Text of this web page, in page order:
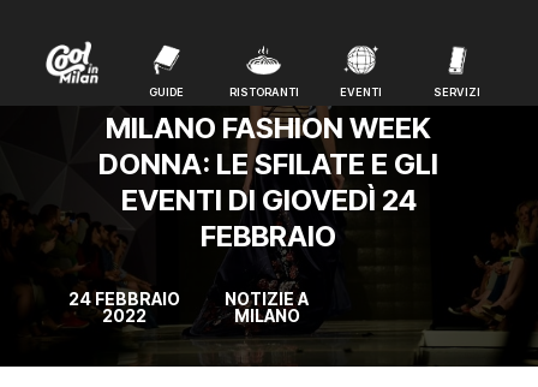
GUIDE RISTORANTI EVENTI SERVIZI
GUIDE RISTORANTI EVENTI SERVIZI
MILANO FASHION WEEK
DONNA: LE SFILATE E GLI
EVENTI DI GIOVEDÌ 24
FEBBRAIO
24 FEBBRAIO
2022
NOTIZIE A
MILANO